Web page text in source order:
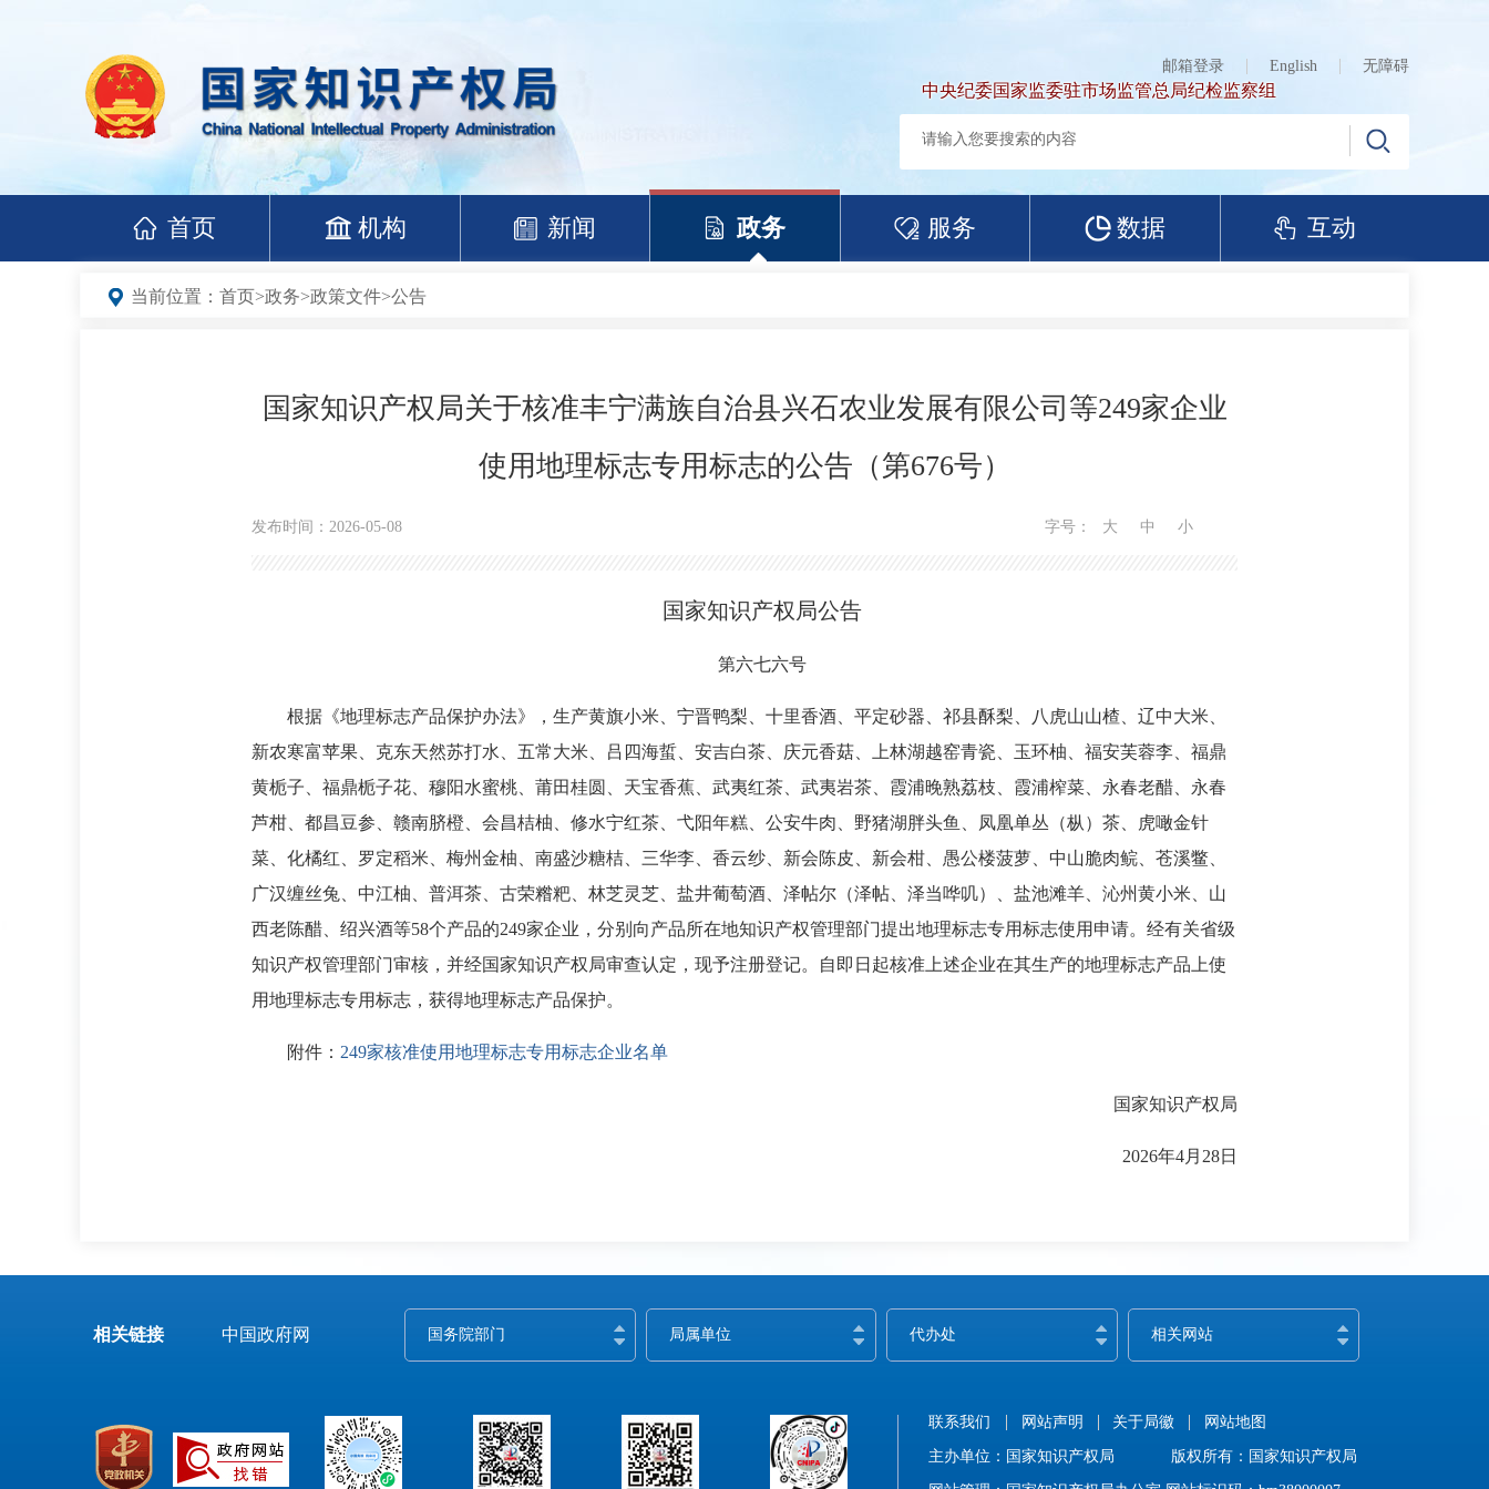
邮箱登录 English 无障碍
中央纪委国家监委驻市场监管总局纪检监察组
首页 机构 新闻 政务 服务 数据 互动
当前位置： 首页>政务>政策文件>公告
国家知识产权局关于核准丰宁满族自治县兴石农业发展有限公司等249家企业
使用地理标志专用标志的公告（第676号）
发布时间：2026-05-08 字号： 大 中 小
国家知识产权局公告
第六七六号
根据《地理标志产品保护办法》，生产黄旗小米、宁晋鸭梨、十里香酒、平定砂器、祁县酥梨、八虎山山楂、辽中大米、
新农寒富苹果、克东天然苏打水、五常大米、吕四海蜇、安吉白茶、庆元香菇、上林湖越窑青瓷、玉环柚、福安芙蓉李、福鼎
黄栀子、福鼎栀子花、穆阳水蜜桃、莆田桂圆、天宝香蕉、武夷红茶、武夷岩茶、霞浦晚熟荔枝、霞浦榨菜、永春老醋、永春
芦柑、都昌豆参、赣南脐橙、会昌桔柚、修水宁红茶、弋阳年糕、公安牛肉、野猪湖胖头鱼、凤凰单丛（枞）茶、虎噉金针
菜、化橘红、罗定稻米、梅州金柚、南盛沙糖桔、三华李、香云纱、新会陈皮、新会柑、愚公楼菠萝、中山脆肉鲩、苍溪鳖、
广汉缠丝兔、中江柚、普洱茶、古荣糌粑、林芝灵芝、盐井葡萄酒、泽帖尔（泽帖、泽当哗叽）、盐池滩羊、沁州黄小米、山
西老陈醋、绍兴酒等58个产品的249家企业，分别向产品所在地知识产权管理部门提出地理标志专用标志使用申请。经有关省级
知识产权管理部门审核，并经国家知识产权局审查认定，现予注册登记。自即日起核准上述企业在其生产的地理标志产品上使
用地理标志专用标志，获得地理标志产品保护。
附件： 249家核准使用地理标志专用标志企业名单
国家知识产权局
2026年4月28日
相关链接 中国政府网 国务院部门 局属单位 代办处 相关网站
联系我们 网站声明 关于局徽 网站地图
主办单位：国家知识产权局 版权所有：国家知识产权局